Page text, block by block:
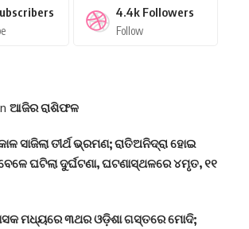
4.4k Followers
Follow
ଆଜିର ରାଶିଫଳ
ସାଜିଲା ତୀର୍ଥ ଭ୍ରମଣ; ରାତିଅନିଦ୍ରା ହୋଇ
ଘଟିଲା ଦୁର୍ଘଟଣା, ଘଟଣାସ୍ଥଳରେ ୪ମୃତ, ୧୧
ମଧ୍ୟରେ ୩ଥର ଓଡ଼ିଶା ଗସ୍ତରେ ମୋଦି;